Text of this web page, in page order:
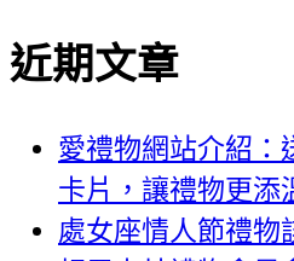
近期文章
愛禮物網站介紹：
卡片，讓禮物更添
處女座情人節禮